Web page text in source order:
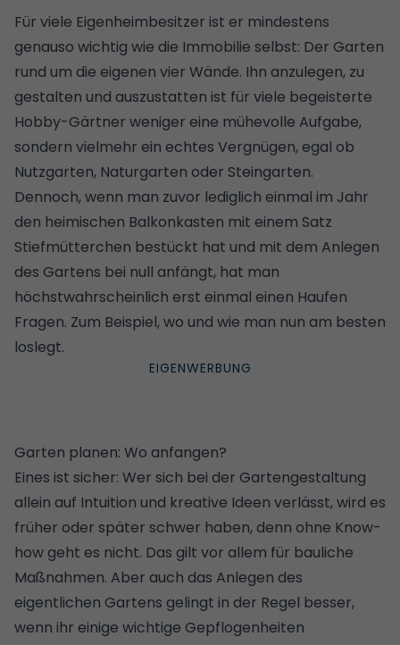
Für viele Eigenheimbesitzer ist er mindestens
genauso wichtig wie die Immobilie selbst: Der Garten
rund um die eigenen vier Wände. Ihn anzulegen, zu
gestalten und auszustatten ist für viele begeisterte
Hobby-Gärtner weniger eine mühevolle Aufgabe,
sondern vielmehr ein echtes Vergnügen, egal ob
Nutzgarten, Naturgarten oder Steingarten.
Dennoch, wenn man zuvor lediglich einmal im Jahr
den heimischen Balkonkasten mit einem Satz
Stiefmütterchen bestückt hat und mit dem Anlegen
des Gartens bei null anfängt, hat man
höchstwahrscheinlich erst einmal einen Haufen
Fragen. Zum Beispiel, wo und wie man nun am besten
loslegt.
Garten planen: Wo anfangen?
Eines ist sicher: Wer sich bei der Gartengestaltung
allein auf Intuition und kreative Ideen verlässt, wird es
früher oder später schwer haben, denn ohne Know-
how geht es nicht. Das gilt vor allem für bauliche
Maßnahmen. Aber auch das Anlegen des
eigentlichen Gartens gelingt in der Regel besser,
wenn ihr einige wichtige Gepflogenheiten